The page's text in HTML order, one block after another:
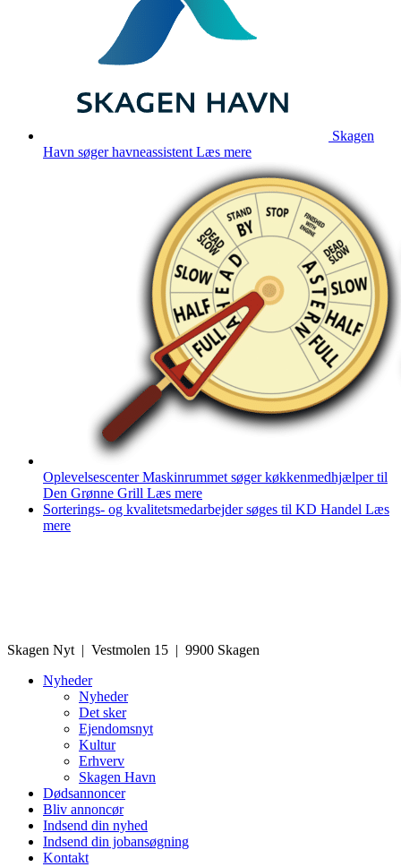
Skagen
Havn søger havneassistent Læs mere
Oplevelsescenter Maskinrummet søger køkkenmedhjælper til
Den Grønne Grill Læs mere
Sorterings- og kvalitetsmedarbejder søges til KD Handel Læs
mere
Skagen Nyt | Vestmolen 15 | 9900 Skagen
Nyheder
Nyheder
Det sker
Ejendomsnyt
Kultur
Erhverv
Skagen Havn
Dødsannoncer
Bliv annoncør
Indsend din nyhed
Indsend din jobansøgning
Kontakt